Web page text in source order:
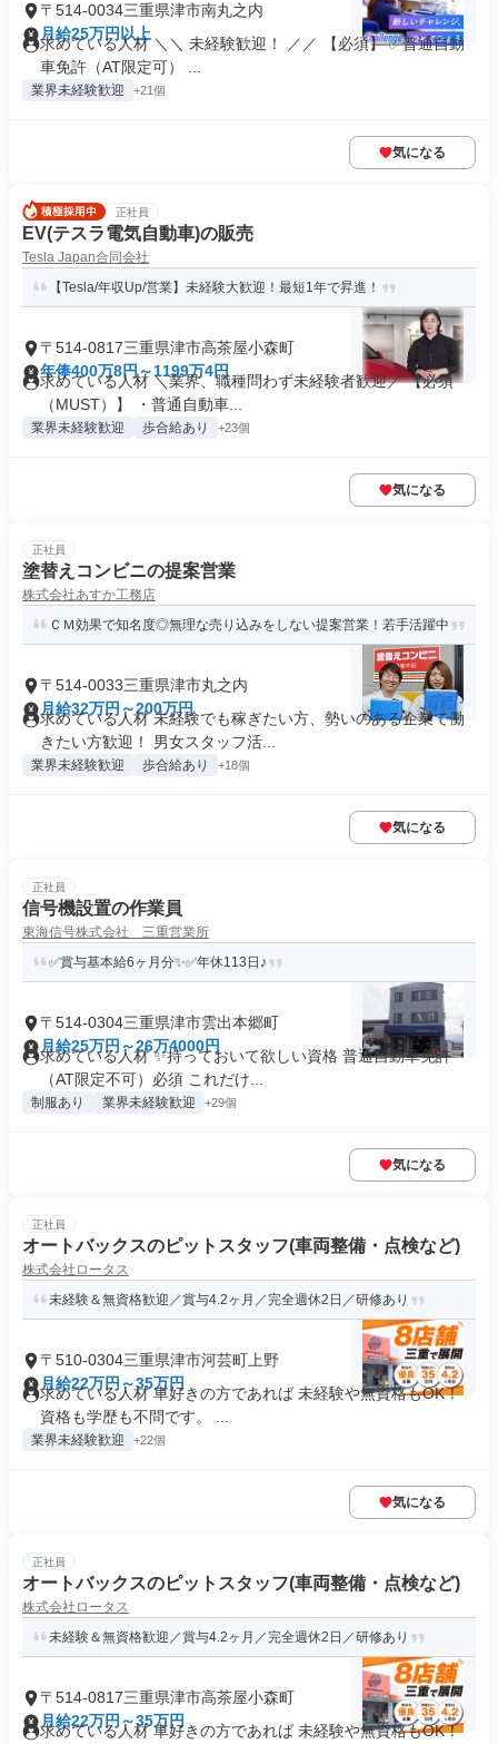
〒514-0034三重県津市南丸之内
月給25万円以上
求めている人材 ＼＼ 未経験歓迎！ ／／ 【必須】 ✅普通自動
車免許（AT限定可） ...
業界未経験歓迎 +21個
気になる
正社員
EV(テスラ電気自動車)の販売
Tesla Japan合同会社
【Tesla/年収Up/営業】未経験大歓迎！最短1年で昇進！
〒514-0817三重県津市高茶屋小森町
年俸400万8円～1199万4円
求めている人材 ＼業界、職種問わず未経験者歓迎／ 【必須
（MUST）】 ・普通自動車...
業界未経験歓迎 歩合給あり +23個
気になる
正社員
塗替えコンビニの提案営業
株式会社あすか工務店
ＣＭ効果で知名度◎無理な売り込みをしない提案営業！若手活躍中
〒514-0033三重県津市丸之内
月給32万円～200万円
求めている人材 未経験でも稼ぎたい方、勢いのある企業で働
きたい方歓迎！ 男女スタッフ活...
業界未経験歓迎 歩合給あり +18個
気になる
正社員
信号機設置の作業員
東海信号株式会社 三重営業所
✅賞与基本給6ヶ月分✨✅年休113日♪
〒514-0304三重県津市雲出本郷町
月給25万円～26万4000円
求めている人材 ✨持っておいて欲しい資格 普通自動車免許
（AT限定不可）必須 これだけ...
制服あり 業界未経験歓迎 +29個
気になる
正社員
オートバックスのピットスタッフ(車両整備・点検など)
株式会社ロータス
未経験＆無資格歓迎／賞与4.2ヶ月／完全週休2日／研修あり
〒510-0304三重県津市河芸町上野
月給22万円～35万円
求めている人材 車好きの方であれば 未経験や無資格もOK！
資格も学歴も不問です。 ...
業界未経験歓迎 +22個
気になる
正社員
オートバックスのピットスタッフ(車両整備・点検など)
株式会社ロータス
未経験＆無資格歓迎／賞与4.2ヶ月／完全週休2日／研修あり
〒514-0817三重県津市高茶屋小森町
月給22万円～35万円
求めている人材 車好きの方であれば 未経験や無資格もOK！